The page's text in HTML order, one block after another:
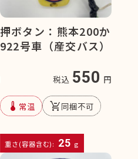
押ボタン：熊本200か
922号車（産交バス）
税込 550 円
device_thermostat 常温 remove_shopping_cart同梱不可
重さ(容器含む): 25 g